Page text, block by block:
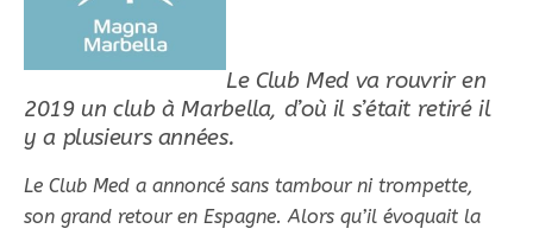
Le Club Med va rouvrir en
2019 un club à Marbella, d’où il s’était retiré il
y a plusieurs années.
Le Club Med a annoncé sans tambour ni trompette,
son grand retour en Espagne. Alors qu’il évoquait la